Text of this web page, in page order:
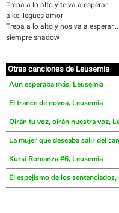
Trepa a lo alto y te va a esperar
a ke llegues amor
Trepa a lo alto y nos va a
siempre shadow
Otras canciones de Leusemia
Aun esperaba más, Leusemia
El trance de novoa, Leusemia
Oirán tu voz, oirán nuestra voz,
La mujer que deseaba salir del
Kursi Romanza #6, Leusemia
El espejismo de los sentenciados,